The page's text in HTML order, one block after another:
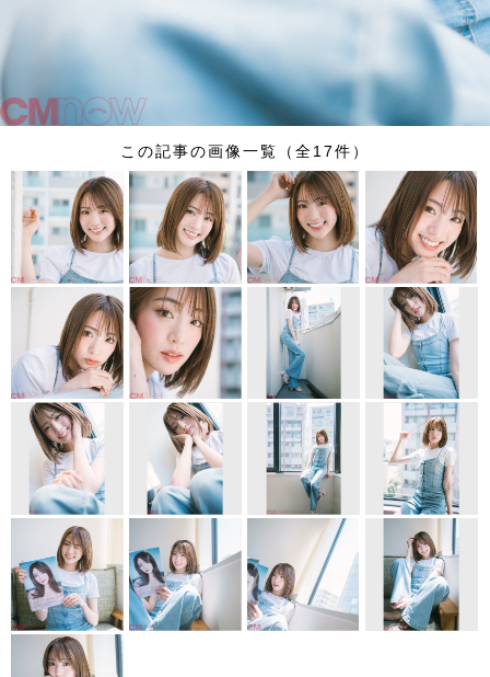
この記事の画像一覧（全17件）